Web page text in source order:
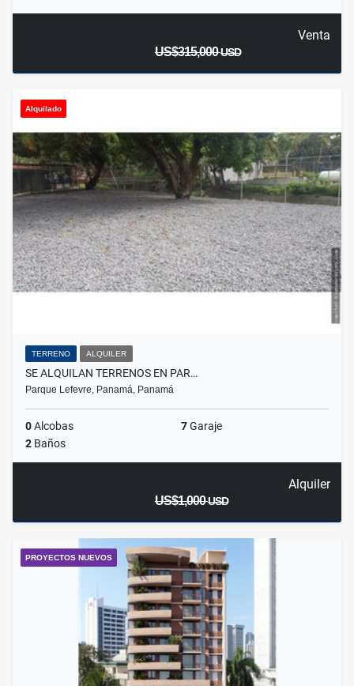
Venta
US$315,000USD
Alquilado
TERRENO ALQUILER
SE ALQUILAN TERRENOS EN PAR…
Parque Lefevre, Panamá, Panamá
0Alcobas 7Garaje
2 Baños
Alquiler
US$1,000USD
PROYECTOS NUEVOS